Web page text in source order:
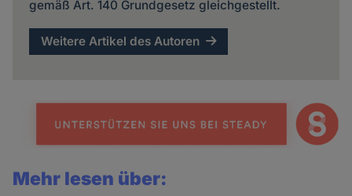
gemäß Art. 140 Grundgesetz gleichgestellt.
Weitere Artikel des Autoren
Mehr lesen über: